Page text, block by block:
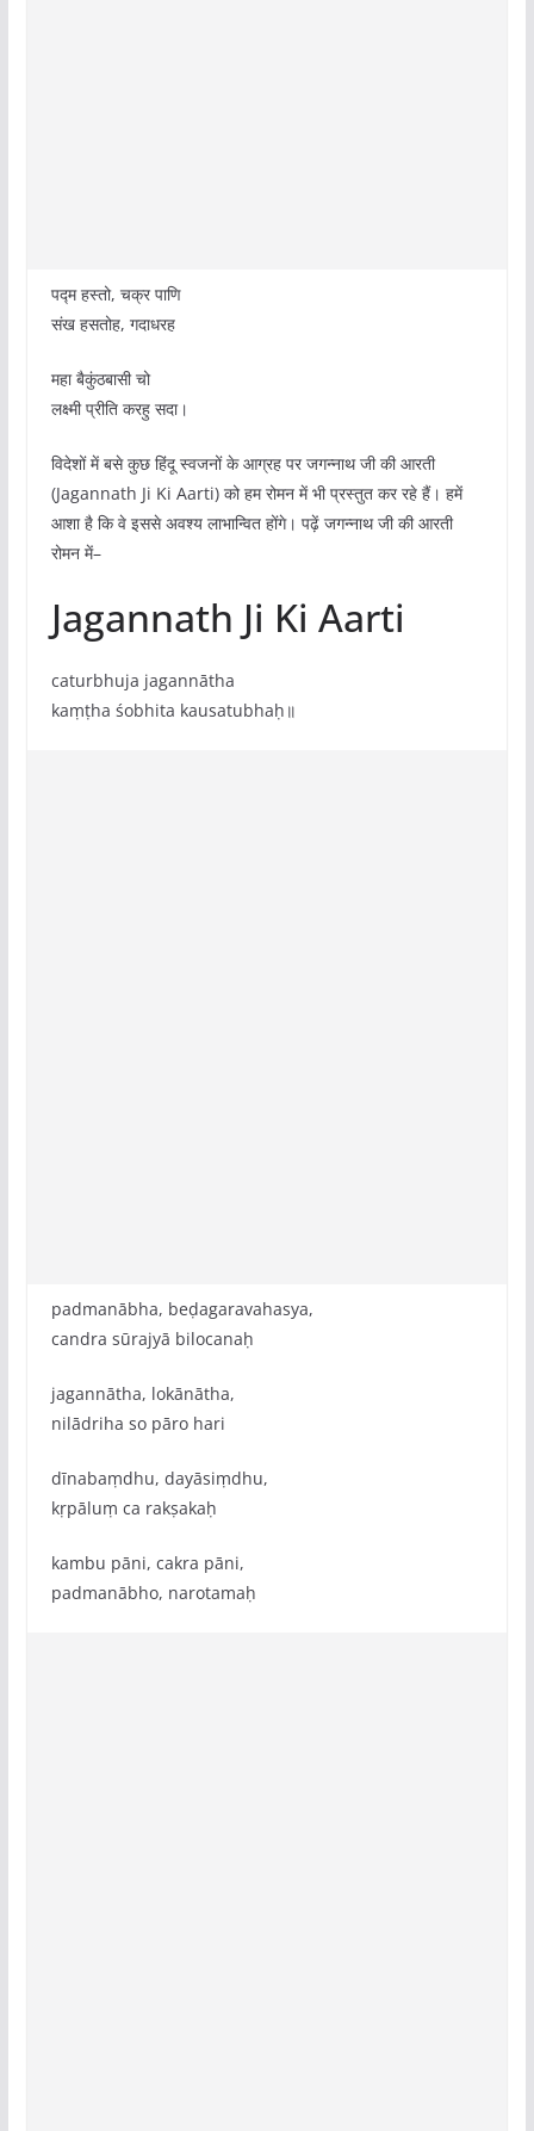
पद्म हस्तो, चक्र पाणि
संख हसतोह, गदाधरह
महा बैकुंठबासी चो
लक्ष्मी प्रीति करहु सदा।
विदेशों में बसे कुछ हिंदू स्वजनों के आग्रह पर जगन्नाथ जी की आरती
(Jagannath Ji Ki Aarti) को हम रोमन में भी प्रस्तुत कर रहे हैं। हमें
आशा है कि वे इससे अवश्य लाभान्वित होंगे। पढ़ें जगन्नाथ जी की आरती
रोमन में–
Jagannath Ji Ki Aarti
caturbhuja jagannātha
kaṃṭha śobhita kausatubhaḥ॥
padmanābha, beḍagaravahasya,
candra sūrajyā bilocanaḥ
jagannātha, lokānātha,
nilādriha so pāro hari
dīnabaṃdhu, dayāsiṃdhu,
kṛpāluṃ ca rakṣakaḥ
kambu pāni, cakra pāni,
padmanābho, narotamaḥ